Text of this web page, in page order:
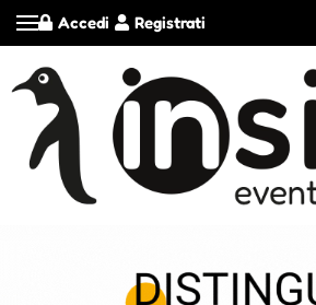
Registrati
Accedi